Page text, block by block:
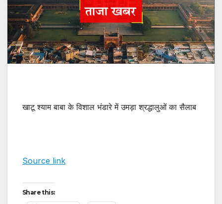
खाटू श्याम बाबा के विशाल भंडारे में उमड़ा श्रद्धालुओं का सैलाब
Source link
Share this: